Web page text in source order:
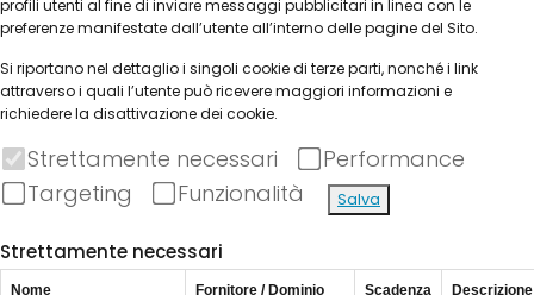
profili utenti al fine di inviare messaggi pubblicitari in linea con le
preferenze manifestate dall’utente all’interno delle pagine del Sito.
Si riportano nel dettaglio i singoli cookie di terze parti, nonché i link
attraverso i quali l’utente può ricevere maggiori informazioni e
richiedere la disattivazione dei cookie.
Strettamente necessari
Performance
Targeting
Funzionalità Salva
Strettamente necessari
Nome Fornitore / Dominio Scadenza Descrizione